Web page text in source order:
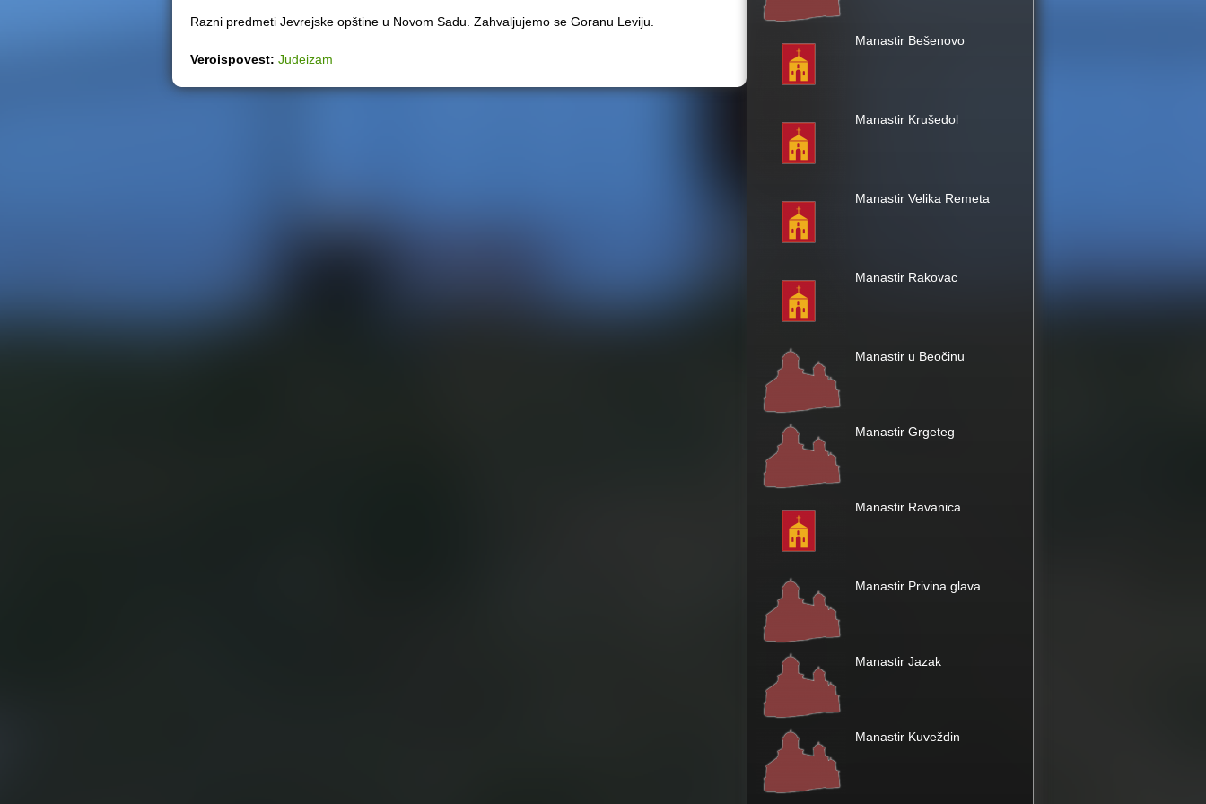
Razni predmeti Jevrejske opštine u Novom Sadu. Zahvaljujemo se Goranu Leviju.
Veroispovest: Judeizam
Manastir Bešenovo
Manastir Krušedol
Manastir Velika Remeta
Manastir Rakovac
Manastir u Beočinu
Manastir Grgeteg
Manastir Ravanica
Manastir Privina glava
Manastir Jazak
Manastir Kuveždin